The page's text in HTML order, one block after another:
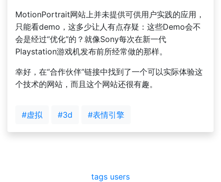
MotionPortrait网站上并未提供可供用户实践的应用，
只能看demo，这多少让人有点存疑：这些Demo会不
会是经过“优化”的？就像Sony每次在新一代
Playstation游戏机发布前所经常做的那样。
幸好，在“合作伙伴”链接中找到了一个可以实际体验这
个技术的网站，而且这个网站还很有趣。
#虚拟 #3d #表情引擎
tags users